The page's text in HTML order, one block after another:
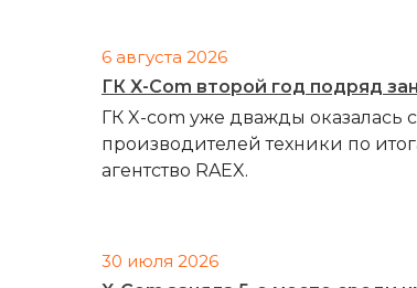
6 августа 2026
ГК X-Com второй год подряд
ГК X-com уже дважды
производителей техники по
агентство RAEX.
30 июля 2026